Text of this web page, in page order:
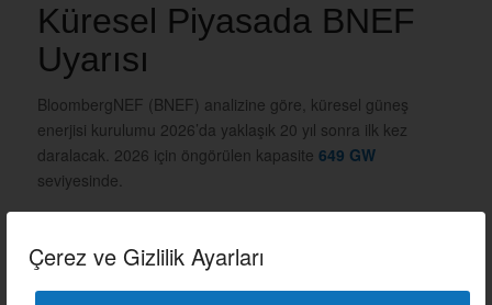
Çerez ve Gizlilik Ayarları
Küresel Piyasada BNEF
Uyarısı
BloombergNEF (BNEF) analizine göre, küresel güneş
enerjisi kurulumu 2026’da yaklaşık 20 yıl sonra ilk kez
daralacak. 2026 için öngörülen kapasite 649 GW
seviyesinde.
Daralmanın başlıca nedenleri:
Çin’de politika değişiklikleri ve %14’lük kurulum düşüşü
ABD’de yenilenebilir enerji politikalarındaki belirsizlik